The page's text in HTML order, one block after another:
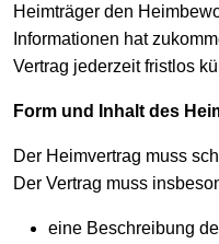
Heimträger den
Informationen hat
Vertrag jederzeit fristlos
Form und Inhalt des
Der Heimvertrag muss
Der Vertrag muss
eine Beschreibung